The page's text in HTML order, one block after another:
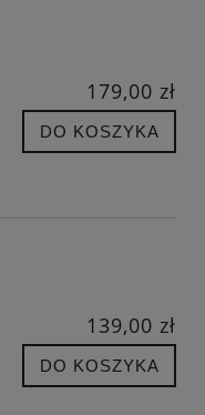
179,00 zł
DO KOSZYKA
139,00 zł
DO KOSZYKA